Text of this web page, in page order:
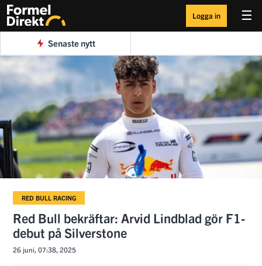
☰
Logga in
Senaste nytt
RED BULL RACING
Red Bull bekräftar: Arvid Lindblad gör F1-
debut på Silverstone
26 juni, 07:38, 2025